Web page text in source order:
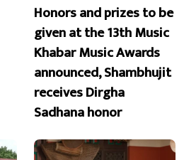
Honors and prizes to be
given at the 13th Music
Khabar Music Awards
announced, Shambhujit
receives Dirgha
Sadhana honor